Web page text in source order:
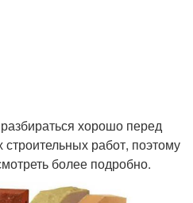
хорошо перед
работ, поэтому
более подробно.